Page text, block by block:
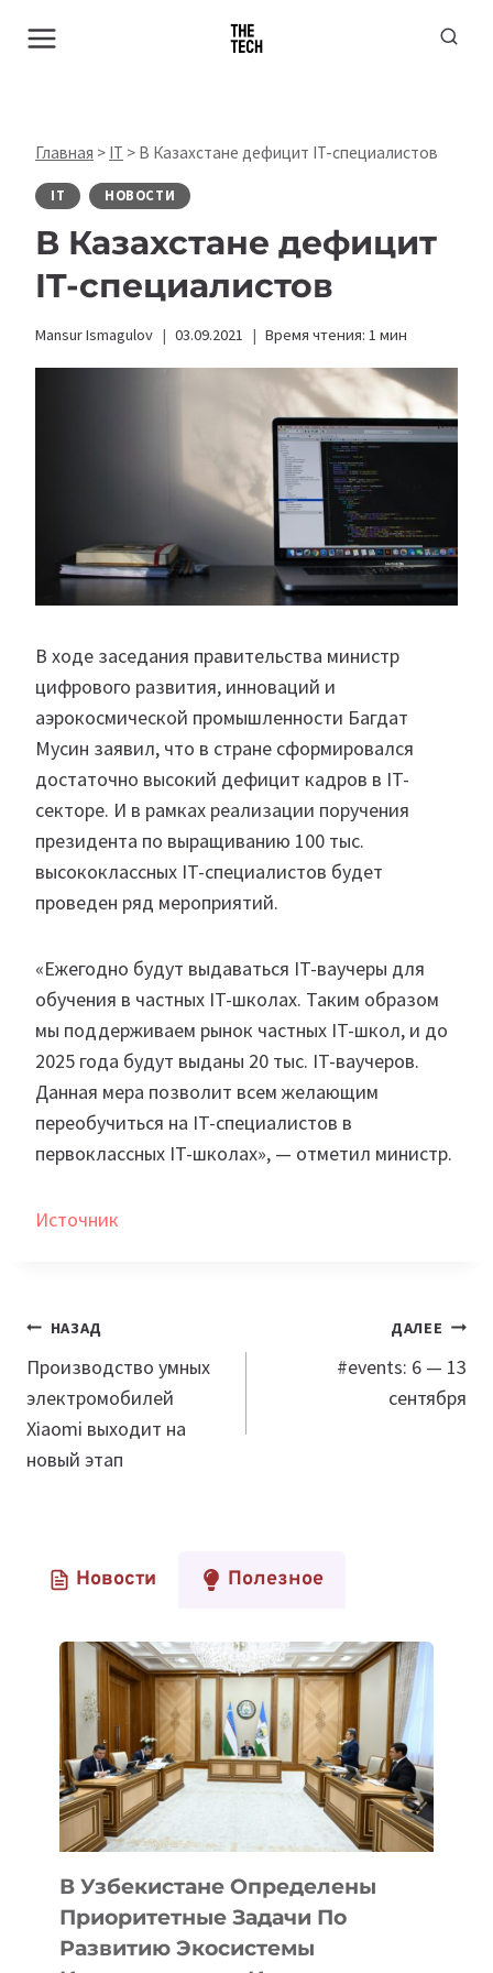
Главная > IT > В Казахстане дефицит IT-специалистов
IT НОВОСТИ
В Казахстане дефицит
IT-специалистов
Mansur Ismagulov 03.09.2021 Время чтения: 1 мин
В ходе заседания правительства министр
цифрового развития, инноваций и
аэрокосмической промышленности Багдат
Мусин заявил, что в стране сформировался
достаточно высокий дефицит кадров в IT-
секторе. И в рамках реализации поручения
президента по выращиванию 100 тыс.
высококлассных IT-специалистов будет
проведен ряд мероприятий.
«Ежегодно будут выдаваться IT-ваучеры для
обучения в частных IT-школах. Таким образом
мы поддерживаем рынок частных IT-школ, и до
2025 года будут выданы 20 тыс. IT-ваучеров.
Данная мера позволит всем желающим
переобучиться на IT-специалистов в
первоклассных IT-школах», — отметил министр.
Источник
Навигация
по
записям
НАЗАД
Производство умных
электромобилей
Xiaomi выходит на
новый этап
ДАЛЕЕ
​​#events: 6 — 13
сентября
Новости Полезное
В Узбекистане Определены
Приоритетные Задачи По
Развитию Экосистемы